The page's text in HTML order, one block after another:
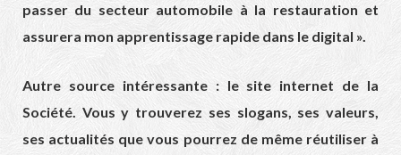
passer du secteur automobile à la restauration et
assurera mon apprentissage rapide dans le digital ».
Autre source intéressante : le site internet de la
Société. Vous y trouverez ses slogans, ses valeurs,
ses actualités que vous pourrez de même réutiliser à